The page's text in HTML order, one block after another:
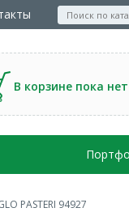
В корзине пока
PASTERI 94927